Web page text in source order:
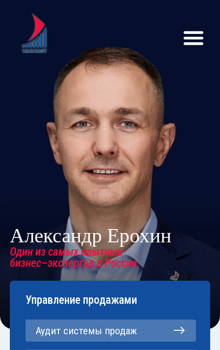
Александр Ерохин
Один из самых опытных
бизнес–экспертов в России
Управление продажами
Аудит системы продаж